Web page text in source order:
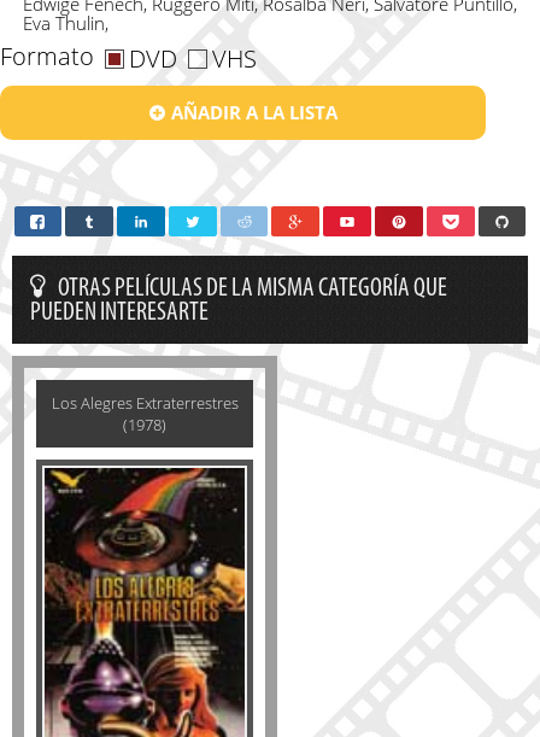
Eva Thulin,
Formato DVD VHS
AÑADIR A LA LISTA
OTRAS PELÍCULAS DE LA MISMA CATEGORÍA QUE
PUEDEN INTERESARTE
Los Alegres Extraterrestres
(1978)